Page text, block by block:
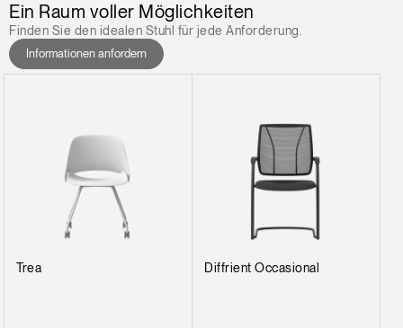
Ein Raum voller Möglichkeiten
Finden Sie den idealen Stuhl für jede Anforderung.
Informationen anfordern
Trea Diffrient Occasional